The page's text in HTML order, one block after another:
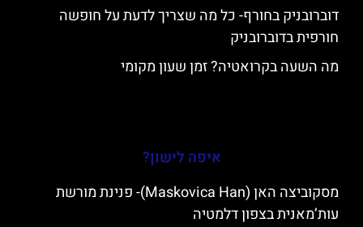
דוברובניק בחורף- כל מה שצריך לדעת על חופשה
חורפית בדוברובניק
מה השעה בקרואטיה? זמן שעון מקומי
איפה לישון?
מסקוביצה האן (Maskovica Han)- פנינת מורשת
עות’מאנית בצפון דלמטיה